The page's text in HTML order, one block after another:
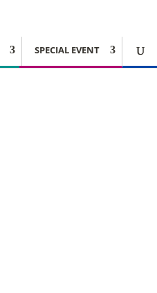
SPECIAL EVENT